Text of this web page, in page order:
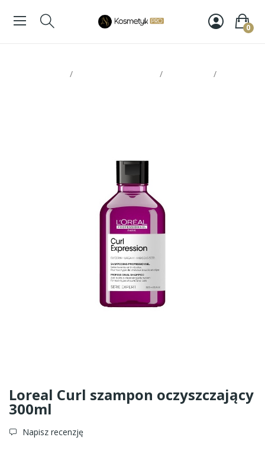
0
Loreal Curl szampon oczyszczający
300ml
Napisz recenzję